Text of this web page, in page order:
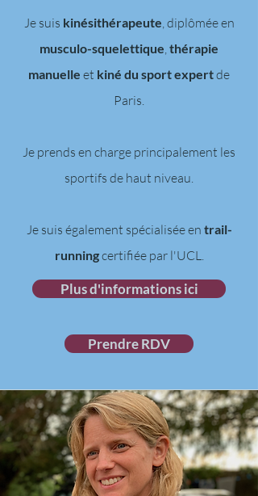
Je suis kinésithérapeute, diplômée en
musculo-squelettique,thérapie
manuelle et kiné du sport expertde
Paris.
Je prends en charge principalement les
sportifs de haut niveau.
Je suis également spécialisée en trail-
runningcertifiée par l'UCL.
Plus d'informations ici
Prendre RDV